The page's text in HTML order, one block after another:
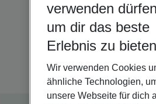
verwenden
um dir das beste
Erlebnis zu
Wir verwenden Cookies
ähnliche Technologien,
unsere Webseite für dich